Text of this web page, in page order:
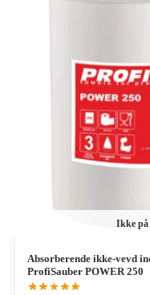
Ikke på
Absorberende ikke-vevd
ProfiSauber POWER 250